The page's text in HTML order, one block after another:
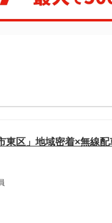
東区」地域密着×無線